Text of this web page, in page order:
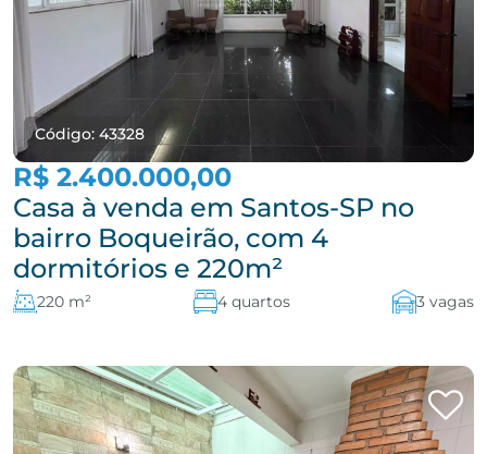
Código: 43328
R$ 2.400.000,00
Casa à venda em Santos-SP no
bairro Boqueirão, com 4
dormitórios e 220m²
220 m² 4 quartos 3 vagas